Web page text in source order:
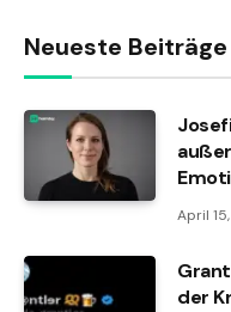
Neueste Beiträge
April
der